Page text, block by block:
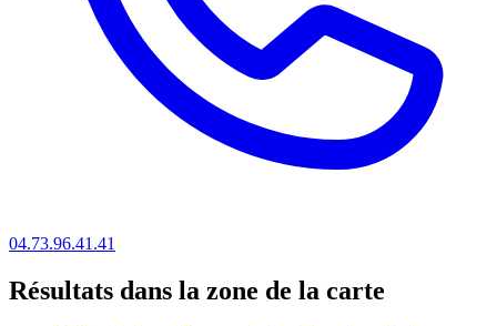
04.73.96.41.41
Résultats dans la zone de la carte